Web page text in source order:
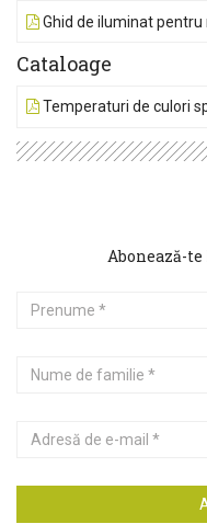
Ghid de iluminat
Cataloage
Temperaturi de culori
Abonează-
Prenume
Nume
Adresă